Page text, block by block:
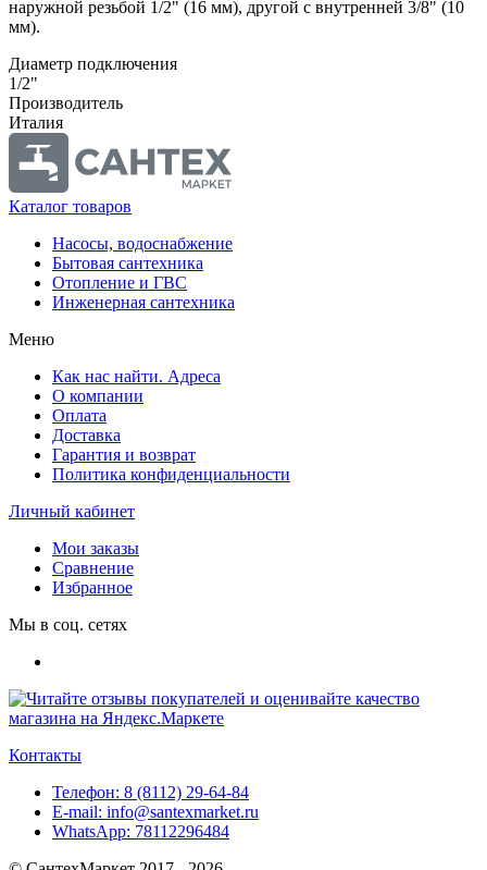
наружной резьбой 1/2" (16 мм), другой с внутренней 3/8" (10
мм).
Диаметр подключения
1/2"
Производитель
Италия
Каталог товаров
Насосы, водоснабжение
Бытовая сантехника
Отопление и ГВС
Инженерная сантехника
Меню
Как нас найти. Адреса
О компании
Оплата
Доставка
Гарантия и возврат
Политика конфиденциальности
Личный кабинет
Мои заказы
Сравнение
Избранное
Мы в соц. сетях
Контакты
Телефон: 8 (8112) 29-64-84
E-mail: info@santexmarket.ru
WhatsApp: 78112296484